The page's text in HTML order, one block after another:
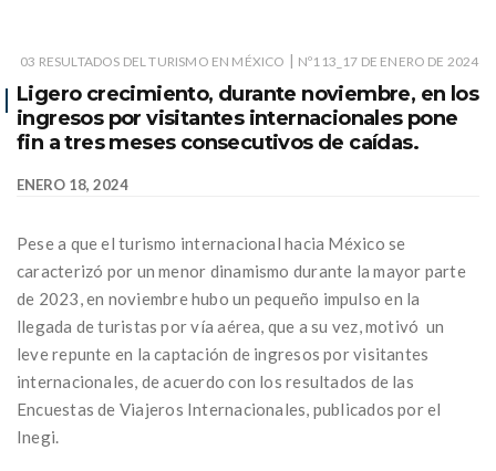
03 RESULTADOS DEL TURISMO EN MÉXICO | Nº113_17 DE ENERO DE 2024
Ligero crecimiento, durante noviembre, en los
ingresos por visitantes internacionales pone
fin a tres meses consecutivos de caídas.
ENERO 18, 2024
Pese a que el turismo internacional hacia México se
caracterizó por un menor dinamismo durante la mayor parte
de 2023, en noviembre hubo un pequeño impulso en la
llegada de turistas por vía aérea, que a su vez, motivó un
leve repunte en la captación de ingresos por visitantes
internacionales, de acuerdo con los resultados de las
Encuestas de Viajeros Internacionales, publicados por el
Inegi.